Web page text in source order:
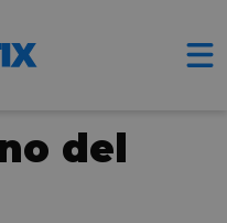
del